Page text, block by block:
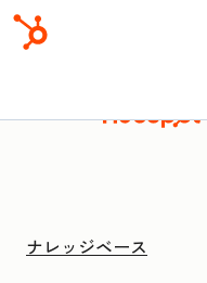
ナレッジベース